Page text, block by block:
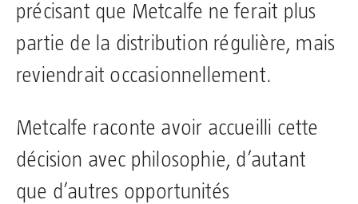
précisant que Metcalfe ne ferait plus
partie de la distribution régulière, mais
reviendrait occasionnellement.
Metcalfe raconte avoir accueilli cette
décision avec philosophie, d’autant
que d’autres opportunités